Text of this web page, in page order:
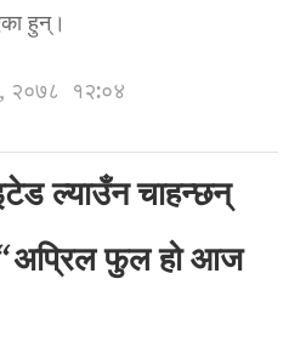
हुन्।
२०७८ १२:०४
ल्याउँन चाहन्छन्
फुल हो आज